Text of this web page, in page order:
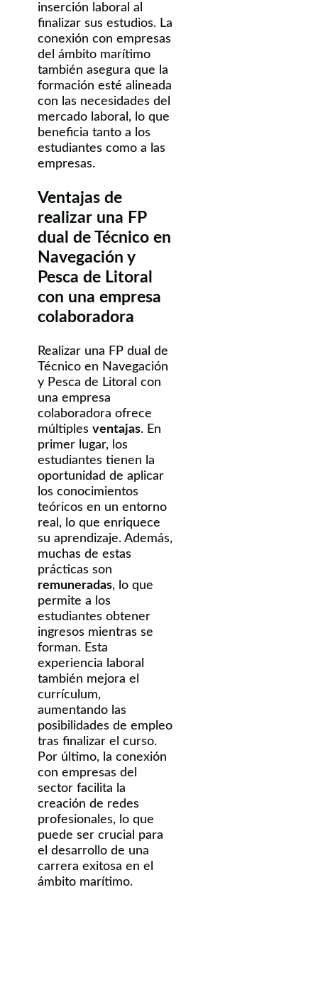
inserción laboral al
finalizar sus estudios. La
conexión con empresas
del ámbito marítimo
también asegura que la
formación esté alineada
con las necesidades del
mercado laboral, lo que
beneficia tanto a los
estudiantes como a las
empresas.
Ventajas de
realizar una FP
dual de Técnico en
Navegación y
Pesca de Litoral
con una empresa
colaboradora
Realizar una FP dual de
Técnico en Navegación
y Pesca de Litoral con
una empresa
colaboradora ofrece
múltiples ventajas. En
primer lugar, los
estudiantes tienen la
oportunidad de aplicar
los conocimientos
teóricos en un entorno
real, lo que enriquece
su aprendizaje. Además,
muchas de estas
prácticas son
remuneradas, lo que
permite a los
estudiantes obtener
ingresos mientras se
forman. Esta
experiencia laboral
también mejora el
currículum,
aumentando las
posibilidades de empleo
tras finalizar el curso.
Por último, la conexión
con empresas del
sector facilita la
creación de redes
profesionales, lo que
puede ser crucial para
el desarrollo de una
carrera exitosa en el
ámbito marítimo.